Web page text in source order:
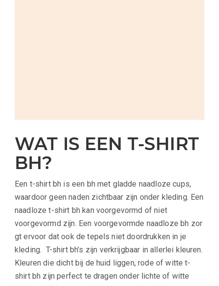
WAT IS EEN T-SHIRT
BH?
Een t-shirtbh is een bhmet gladde naadloze cups,
waardoor geen naden zichtbaar zijn onder kleding. Een
naadlozet-shirt bh kan voorgevormd of niet
voorgevormd zijn. Een voorgevormde naadloze bh zor
gt ervoor dat ook de tepels niet doordrukken in je
kleding. T-shirt bh’s zijn verkrijgbaar in allerlei kleuren.
Kleuren die dicht bij de huid liggen, rode of wittet-
shirtbh zijn perfect te dragen onder lichte of witte